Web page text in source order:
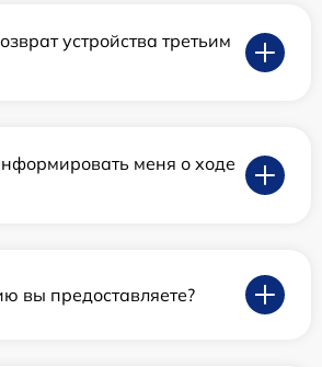
устройства третьим
меня о ходе
вы предоставляете?